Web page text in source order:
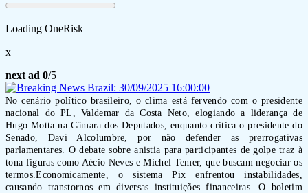
Loading OneRisk
x
next ad 0/5
No cenário político brasileiro, o clima está fervendo com o presidente
nacional do PL, Valdemar da Costa Neto, elogiando a liderança de
Hugo Motta na Câmara dos Deputados, enquanto critica o presidente do
Senado, Davi Alcolumbre, por não defender as prerrogativas
parlamentares. O debate sobre anistia para participantes de golpe traz à
tona figuras como Aécio Neves e Michel Temer, que buscam negociar os
termos.Economicamente, o sistema Pix enfrentou instabilidades,
causando transtornos em diversas instituições financeiras. O boletim